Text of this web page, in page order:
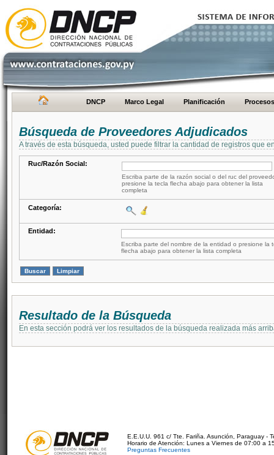
DNCP Marco Legal Planificación Procesos
Búsqueda de Proveedores Adjudicados
A través de esta búsqueda, usted puede filtrar la cantidad de registros que
Ruc/Razón Social:
Escriba parte de la razón social o del ruc del
presione la tecla flecha abajo para obtener la lista
completa
Categoría:
Entidad:
Escriba parte del nombre de la entidad o presione la
flecha abajo para obtener la lista completa
Resultado de la Búsqueda
En esta sección podrá ver los resultados de la búsqueda realizada más
E.E.U.U. 961 c/ Tte. Fariña. Asunción, Paraguay -
Horario de Atención: Lunes a Viernes de 07:00 a
Preguntas Frecuentes